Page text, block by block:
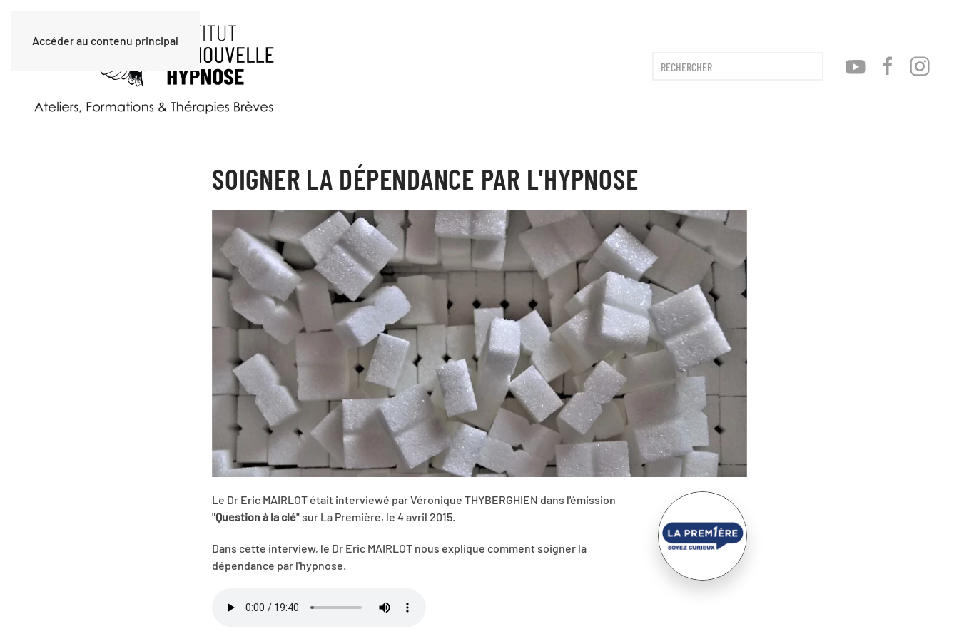
Accéder au contenu principal
SOIGNER LA DÉPENDANCE PAR L'HYPNOSE
Le Dr Eric MAIRLOT était interviewé par Véronique THYBERGHIEN dans l'émission
"Question à la clé" sur La Première, le 4 avril 2015.
Dans cette interview, le Dr Eric MAIRLOT nous explique comment soigner la
dépendance par l'hypnose.